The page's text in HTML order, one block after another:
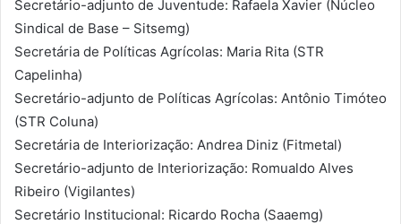
Secretário-adjunto de Juventude: Rafaela Xavier (Núcleo
Sindical de Base – Sitsemg)
Secretária de Políticas Agrícolas: Maria Rita (STR
Capelinha)
Secretário-adjunto de Políticas Agrícolas: Antônio Timóteo
(STR Coluna)
Secretária de Interiorização: Andrea Diniz (Fitmetal)
Secretário-adjunto de Interiorização: Romualdo Alves
Ribeiro (Vigilantes)
Secretário Institucional: Ricardo Rocha (Saaemg)